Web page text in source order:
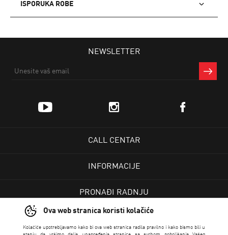
Ova web stranica koristi kolačiće
Kolačiće upotrebljavamo kako bi ova web stranica radila pravilno i kako bismo bili u
ISPORUKA ROBE
NEWSLETTER
CALL CENTAR
INFORMACIJE
PRONAĐI RADNJU